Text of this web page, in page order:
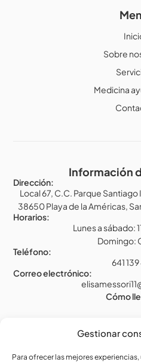
Gestionar
Para ofrecer las mejores
Sobre
Medicina
Información
Dirección:
Local 67, C.C. Parque Santiago
38650 Playa de la Américas,
Horarios:
Lunes a sábado:
Domingo:
Teléfono:
641
Correo electrónico:
Cómo